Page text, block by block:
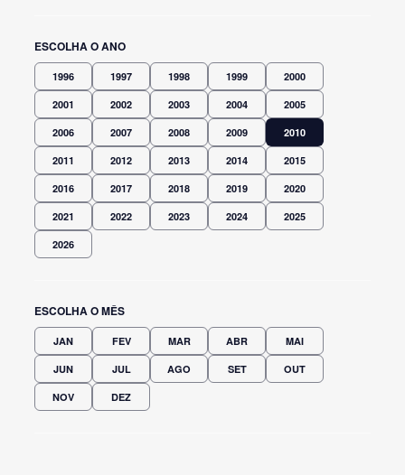
ESCOLHA O ANO
1996 1997 1998 1999 2000
2001 2002 2003 2004 2005
2006 2007 2008 2009 2010
2011 2012 2013 2014 2015
2016 2017 2018 2019 2020
2021 2022 2023 2024 2025
2026
ESCOLHA O MÊS
JAN FEV MAR ABR MAI
JUN JUL AGO SET OUT
NOV DEZ